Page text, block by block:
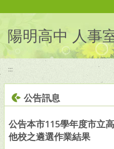
陽明高中 人事
:::
公告訊息
公告本市115學年度市立
他校之遴選作業結果